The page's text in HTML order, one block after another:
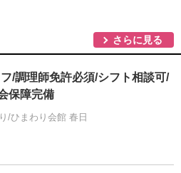
さらに見る
/調理師免許必須/シフト相談可/
保障完備
/ひまわり会館 春日